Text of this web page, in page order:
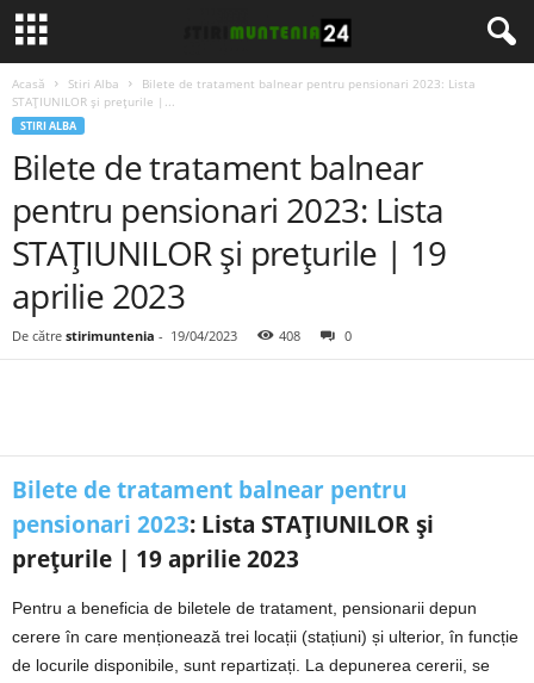
Acasă Stiri Alba
Bilete de tratament balnear pentru pensionari 2023: Lista
STAȚIUNILOR și prețurile |...
STIRI ALBA
Bilete de tratament balnear
pentru pensionari 2023: Lista
STAȚIUNILOR și prețurile | 19
aprilie 2023
De către stirimuntenia - 19/04/2023 408 0
Bilete de tratament balnear pentru
pensionari 2023: Lista STAȚIUNILOR și
prețurile | 19 aprilie 2023
Pentru a beneficia de biletele de tratament, pensionarii depun
cerere în care menționează trei locații (stațiuni) și ulterior, în funcție
de locurile disponibile, sunt repartizați. La depunerea cererii, se